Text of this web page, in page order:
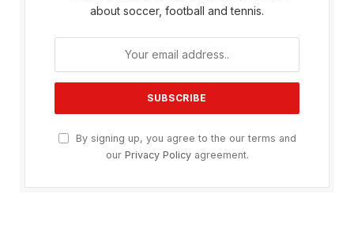
about soccer, football and tennis.
By signing up, you agree to the our terms and
our Privacy Policyagreement.